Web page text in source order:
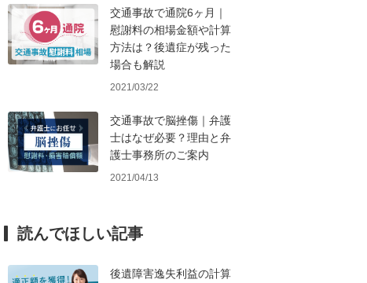
交通事故で通院6ヶ月｜
慰謝料の相場金額や計算
方法は？後遺症が残った
場合も解説
2021/03/22
交通事故で脳挫傷｜弁護
士はなぜ必要？理由と弁
護士事務所のご案内
2021/04/13
読んでほしい記事
後遺障害逸失利益の計算